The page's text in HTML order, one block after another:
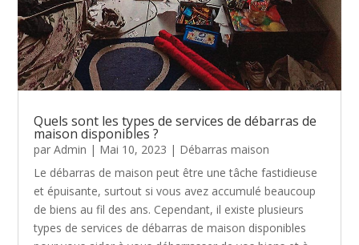
Quels sont les types de services de débarras de
maison disponibles ?
parAdmin | Mai 10, 2023 | Débarras maison
Le débarras de maison peut être une tâche fastidieuse
et épuisante, surtout si vous avez accumulé beaucoup
de biens au fil des ans. Cependant, il existe plusieurs
types de services de débarras de maison disponibles